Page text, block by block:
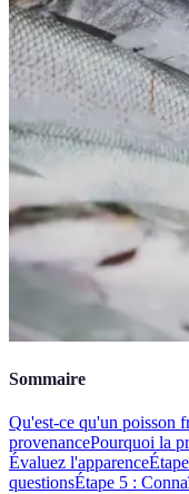
Sommaire
Qu'est-ce qu'un poisson
provenancePourquoi la
Évaluez l'apparence
questionsÉtape 5 :